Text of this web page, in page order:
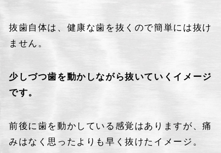
抜歯自体は、健康な歯を抜くので簡単には抜け
ません。
少しづつ歯を動かしながら抜いていくイメージ
です。
前後に歯を動かしている感覚はありますが、痛
みはなく思ったよりも早く抜けたイメージ。